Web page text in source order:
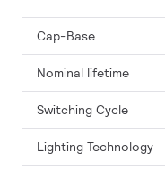
Cap-Base
Nominal lifetime
Switching Cycle
Lighting Technology